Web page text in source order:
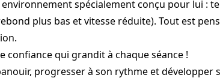
spécialement conçu pour lui :
plus bas et vitesse réduite). Tout est
confiance qui grandit à chaque séance !
progresser à son rythme et développer